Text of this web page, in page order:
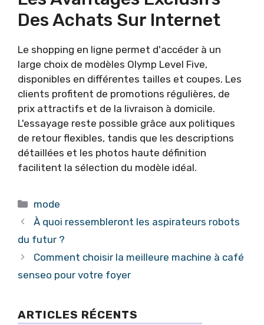
Des Achats Sur Internet
Le shopping en ligne permet d'accéder à un
large choix de modèles Olymp Level Five,
disponibles en différentes tailles et coupes. Les
clients profitent de promotions régulières, de
prix attractifs et de la livraison à domicile.
L'essayage reste possible grâce aux politiques
de retour flexibles, tandis que les descriptions
détaillées et les photos haute définition
facilitent la sélection du modèle idéal.
Catégories
mode
À quoi ressembleront les aspirateurs robots
du futur ?
Comment choisir la meilleure machine à café
senseo pour votre foyer
ARTICLES RÉCENTS